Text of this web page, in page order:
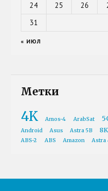
24
25 26
31
« ИЮЛ
Метки
4K Amos-4 ArabSat
Android
Asus Astra 5B 8K
ABS-2
ABS Amazon Astra